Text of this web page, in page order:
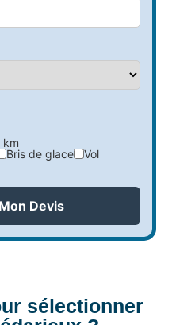
km
Bris de glace
Vol
Devis
sélectionner